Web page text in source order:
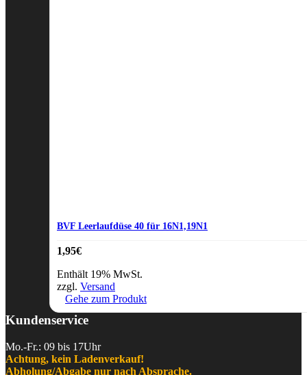
BVF Leerlaufdüse 40 für 16N1,19N1
1,95€
Enthält 19% MwSt.
zzgl. Versand
Gehe zum Produkt
Kundenservice
Mo.-Fr.: 09 bis 17Uhr
Achtung, kein Ladenverkauf!
Abholung/Abgabe nur nach Absprache.